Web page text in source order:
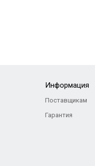
Информация
Поставщикам
Гарантия